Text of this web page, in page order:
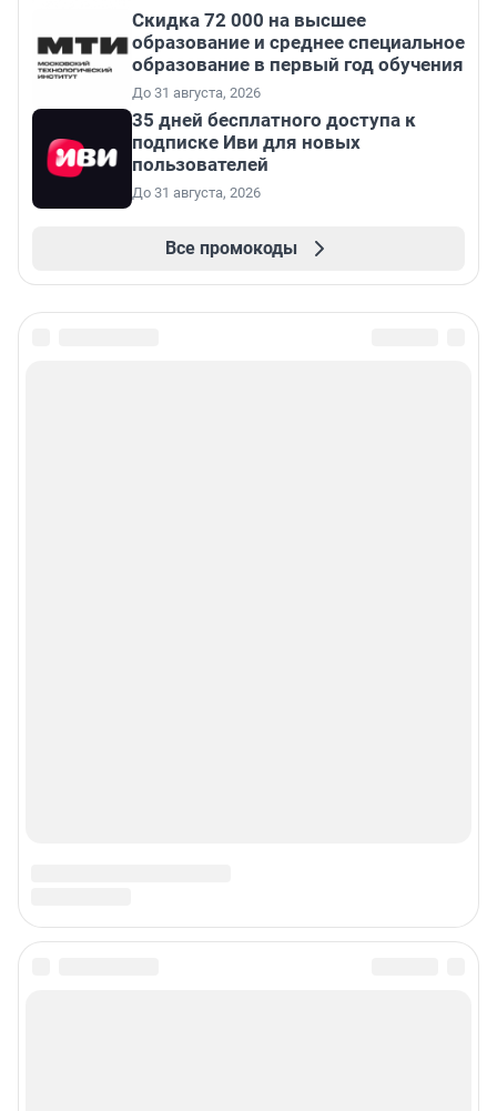
Скидка 72 000 на высшее
образование и среднее специальное
образование в первый год обучения
До 31 августа, 2026
35 дней бесплатного доступа к
подписке Иви для новых
пользователей
До 31 августа, 2026
Все промокоды